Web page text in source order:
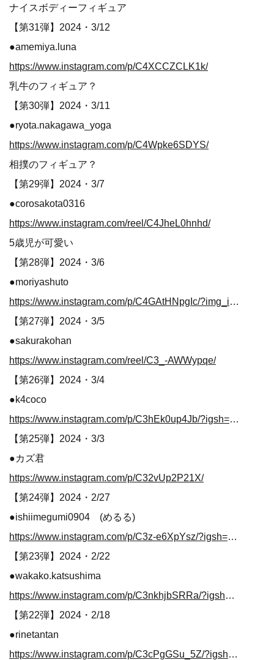
ナイスボディーフィギュア
【第31弾】2024・3/12
●amemiya.luna
https://www.instagram.com/p/C4XCCZCLK1k/
乳牛のフィギュア？
【第30弾】2024・3/11
●ryota.nakagawa_yoga
https://www.instagram.com/p/C4Wpke6SDYS/
相撲のフィギュア？
【第29弾】2024・3/7
●corosakota0316
https://www.instagram.com/reel/C4JheL0hnhd/
5歳児が可愛い
【第28弾】2024・3/6
●moriyashuto
https://www.instagram.com/p/C4GAtHNpgIc/?img_index=1
【第27弾】2024・3/5
●sakurakohan
https://www.instagram.com/reel/C3_-AWWypqe/
【第26弾】2024・3/4
●k4coco
https://www.instagram.com/p/C3hEk0up4Jb/?igsh=MTc2OG9hM2wwZWJoMg%3D
【第25弾】2024・3/3
●カズ君
https://www.instagram.com/p/C32vUp2P21X/
【第24弾】2024・2/27
●ishiimegumi0904 (めるる)
https://www.instagram.com/p/C3z-e6XpYsz/?igsh=MXBycnlrZmdlZHJiYw%3D%3D
【第23弾】2024・2/22
●wakako.katsushima
https://www.instagram.com/p/C3nkhjbSRRa/?igsh=MzRlODBiNWFlZA%3D%3D
【第22弾】2024・2/18
●rinetantan
https://www.instagram.com/p/C3cPgGSu_5Z/?igsh=MW8yczJsdWJlc2Q1Mg%3D%3D&img_index=1